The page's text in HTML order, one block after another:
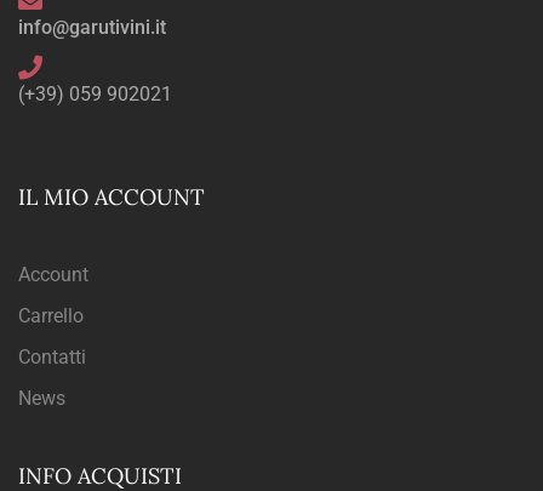
info@garutivini.it
(+39) 059 902021
IL MIO ACCOUNT
Account
Carrello
Contatti
News
INFO ACQUISTI